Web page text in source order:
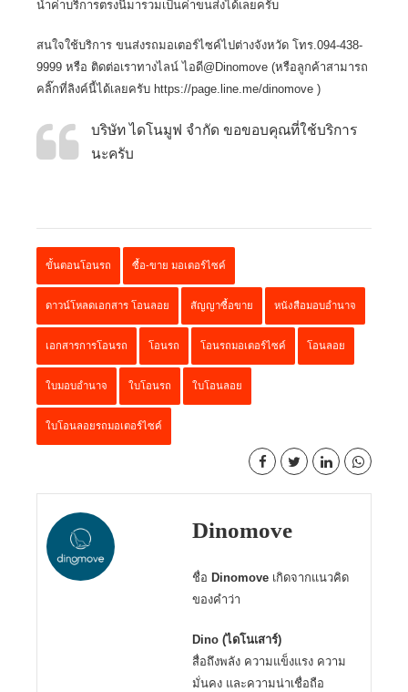
นำค่าบริการตรงนี้มารวมเป็นค่าขนส่งได้เลยครับ
สนใจใช้บริการ ขนส่งรถมอเตอร์ไซค์ไปต่างจังหวัด โทร.094-438-
9999 หรือ ติดต่อเราทางไลน์ ไอดี@Dinomove (หรือลูกค้าสามารถ
คลิ๊กที่ลิงค์นี้ได้เลยครับ https://page.line.me/dinomove )
บริษัท ไดโนมูฟ จำกัด ขอขอบคุณที่ใช้บริการ
นะครับ
ขั้นตอนโอนรถ ซื้อ-ขาย มอเตอร์ไซค์
ดาวน์โหลดเอกสาร โอนลอย สัญญาซื้อขาย หนังสือมอบอำนาจ
เอกสารการโอนรถ โอนรถ โอนรถมอเตอร์ไซค์ โอนลอย
ใบมอบอำนาจ ใบโอนรถ ใบโอนลอย
ใบโอนลอยรถมอเตอร์ไซค์
Dinomove
ชื่อ Dinomove เกิดจากแนวคิด
ของคำว่า
Dino (ไดโนเสาร์)
สื่อถึงพลัง ความแข็งแรง ความ
มั่นคง และความน่าเชื่อถือ